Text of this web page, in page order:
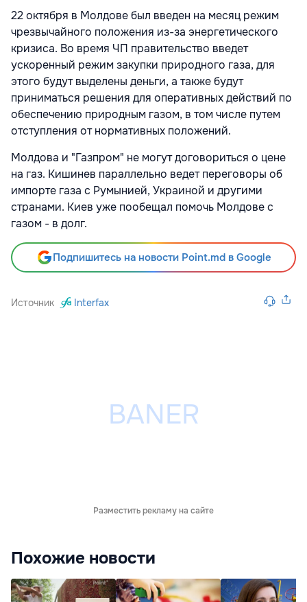
22 октября в Молдове был введен на месяц режим
чрезвычайного положения из-за энергетического
кризиса. Во время ЧП правительство введет
ускоренный режим закупки природного газа, для
этого будут выделены деньги, а также будут
приниматься решения для оперативных действий по
обеспечению природным газом, в том числе путем
отступления от нормативных положений.
Молдова и "Газпром" не могут договориться о цене
на газ. Кишинев параллельно ведет переговоры об
импорте газа с Румынией, Украиной и другими
странами. Киев уже пообещал помочь Молдове с
газом - в долг.
Подпишитесь на новости Point.md в Google
Источник Interfax
Разместить рекламу на сайте
Похожие новости